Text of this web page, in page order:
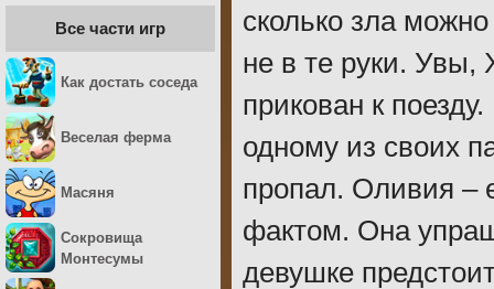
сколько зла
не в те руки. Увы,
прикован к
одному из своих
пропал. Оливия –
фактом. Она
девушке
Все части игр
Как достать соседа
Веселая ферма
Масяня
Сокровища
Монтесумы